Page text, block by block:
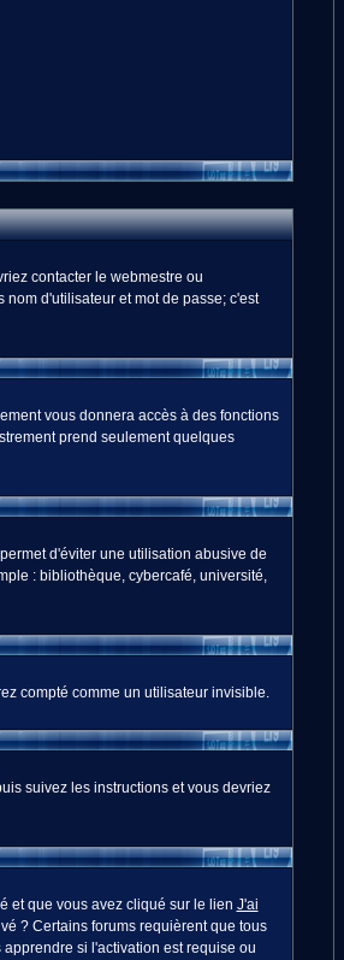
contacter le webmestre ou
d'utilisateur et mot de passe; c'est
vous donnera accès à des fonctions
prend seulement quelques
d'éviter une utilisation abusive de
: bibliothèque, cybercafé, université,
compté comme un utilisateur invisible.
suivez les instructions et vous devriez
et que vous avez cliqué sur le lien J'ai
? Certains forums requièrent que tous
si l'activation est requise ou